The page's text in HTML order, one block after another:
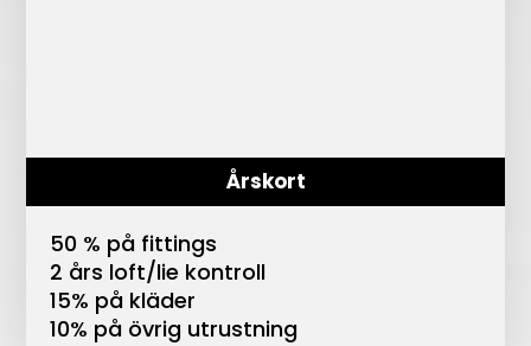
Årskort
50 % på fittings
2 års loft/lie kontroll
15% på kläder
10% på övrig utrustning